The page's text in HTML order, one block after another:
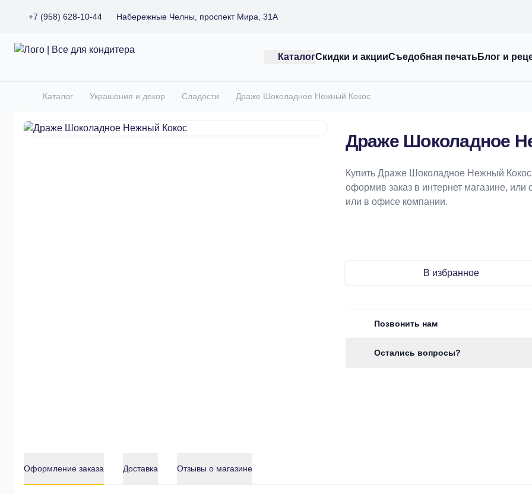
+7 (958) 628-10-44 Набережные Челны, проспект Мира, 31А
Все для кондитера
КаталогСкидки и акцииСъедобная печатьБлог и
Главная
Каталог Украшения и декор Сладости Драже Шоколадное Нежный Кокос
Драже Шоколадное
Купить Драже Шоколадное Нежный
оформив заказ в интернет магазине, или
или в офисе компании.
В избранное
Позвонить нам
Остались вопросы?
Оформление заказа Доставка Отзывы о магазине